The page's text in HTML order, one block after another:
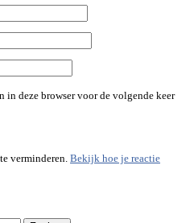
in deze browser voor de volgende keer
verminderen. Bekijk hoe je reactie